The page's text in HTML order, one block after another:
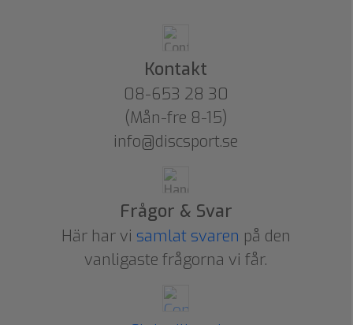
Kontakt
08-653 28 30
(Mån-fre 8-15)
info@discsport.se
Frågor & Svar
Här har vi samlat svaren på den
vanligaste frågorna vi får.